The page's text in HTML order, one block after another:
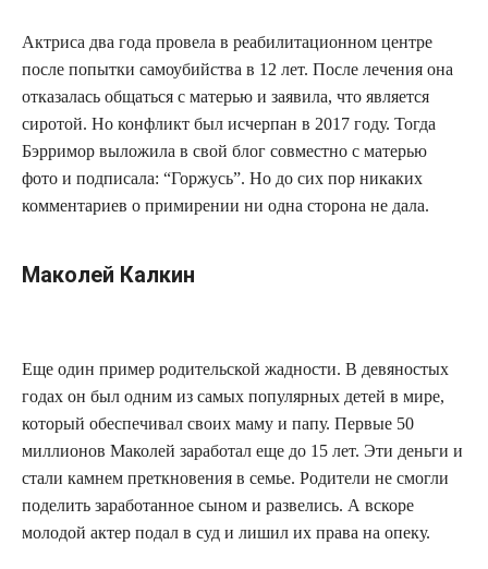
Актриса два года провела в реабилитационном центре
после попытки самоубийства в 12 лет. После лечения она
отказалась общаться с матерью и заявила, что является
сиротой. Но конфликт был исчерпан в 2017 году. Тогда
Бэрримор выложила в свой блог совместно с матерью
фото и подписала: “Горжусь”. Но до сих пор никаких
комментариев о примирении ни одна сторона не дала.
Маколей Калкин
Еще один пример родительской жадности. В девяностых
годах он был одним из самых популярных детей в мире,
который обеспечивал своих маму и папу. Первые 50
миллионов Маколей заработал еще до 15 лет. Эти деньги и
стали камнем преткновения в семье. Родители не смогли
поделить заработанное сыном и развелись. А вскоре
молодой актер подал в суд и лишил их права на опеку.